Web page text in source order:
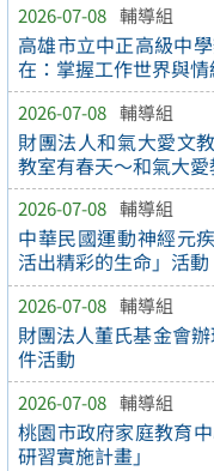
2026-07-08 輔導組
高雄市立中正高級中
在：掌握工作世界與
2026-07-08 輔導組
財團法人和氣大愛文
教室有春天～和氣大愛
2026-07-08 輔導組
中華民國運動神經元
活出精彩的生命」活動
2026-07-08 輔導組
財團法人董氏基金會
件活動
2026-07-08 輔導組
桃園市政府家庭教育
研習實施計畫」